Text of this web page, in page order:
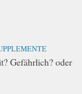
Gefährlich? oder